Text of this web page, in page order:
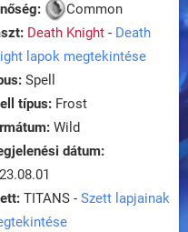
Common
Death Knight - Death
lapok megtekintése
Spell
típus: Frost
Wild
dátum:
TITANS - Szett lapjainak